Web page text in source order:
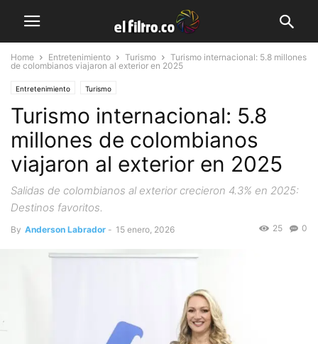
Home Entretenimiento Turismo
Turismo internacional: 5.8 millones
de colombianos viajaron al exterior en 2025
Entretenimiento Turismo
Turismo internacional: 5.8
millones de colombianos
viajaron al exterior en 2025
Salidas de colombianos al exterior crecieron 4.3% en 2025:
Destinos favoritos.
By Anderson Labrador - 15 enero, 2026 0
25